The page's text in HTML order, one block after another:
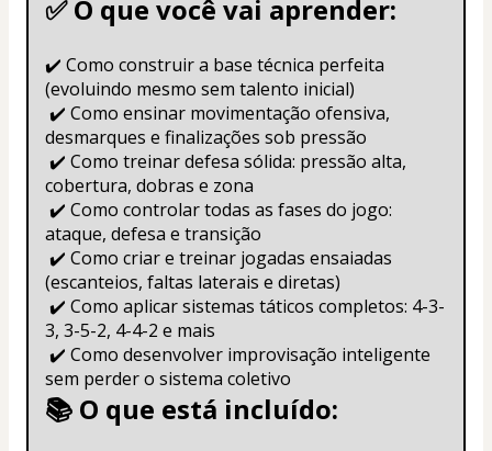
✅ O que você vai aprender:
✔️ Como construir a base técnica perfeita
(evoluindo mesmo sem talento inicial)
desmarques e finalizações sob pressão
cobertura, dobras e zona
ataque, defesa e transição
(escanteios, faltas laterais e diretas)
3, 3-5-2, 4-4-2 e mais
sem perder o sistema coletivo
📚 O que está incluído: